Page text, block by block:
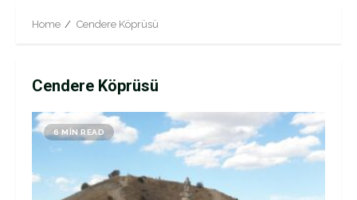
Home Cendere Köprüsü
Cendere Köprüsü
6 MIN READ